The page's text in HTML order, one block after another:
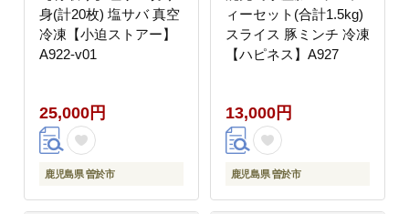
身(計20枚) 塩サバ 真空
冷凍【小迫ストアー】
A922-v01
25,000円
鹿児島県 曽於市
ィーセット(合計1.5kg)
スライス 豚ミンチ 冷凍
【ハピネス】A927
13,000円
鹿児島県 曽於市